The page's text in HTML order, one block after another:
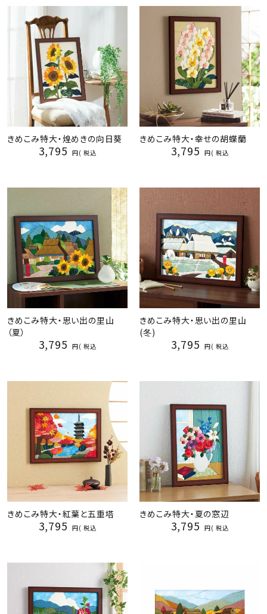
きめこみ特大・煌めきの向日葵
3,795 税込
きめこみ特大・幸せの胡蝶蘭
3,795 税込
きめこみ特大・思い出の里山
（夏）
3,795 税込
きめこみ特大・思い出の里山
(冬)
3,795 税込
きめこみ特大・紅葉と五重塔
3,795 税込
きめこみ特大・夏の窓辺
3,795 税込